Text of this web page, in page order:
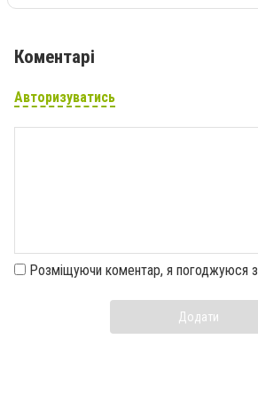
Коментарі
Авторизуватись
Розміщуючи коментар, я погоджуюся з
Додати